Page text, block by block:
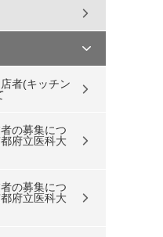
者(キッチン
の募集につ
府立医科大
の募集につ
府立医科大